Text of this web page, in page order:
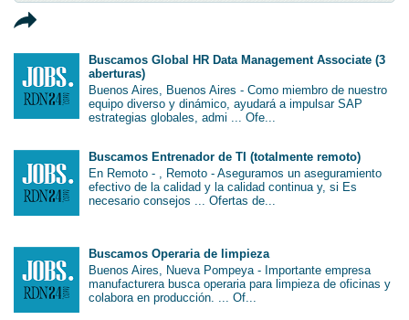
Buscamos Global HR Data Management Associate (3
aberturas)
Buenos Aires, Buenos Aires - Como miembro de nuestro
equipo diverso y dinámico, ayudará a impulsar SAP
estrategias globales, admi ... Ofe...
Buscamos Entrenador de TI (totalmente remoto)
En Remoto - , Remoto - Aseguramos un aseguramiento
efectivo de la calidad y la calidad continua y, si Es
necesario consejos ... Ofertas de...
Buscamos Operaria de limpieza
Buenos Aires, Nueva Pompeya - Importante empresa
manufacturera busca operaria para limpieza de oficinas y
colabora en producción. ... Of...